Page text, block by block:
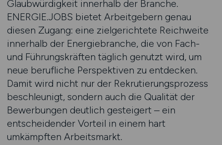
Glaubwürdigkeit innerhalb der Branche.
ENERGIE.JOBS bietet Arbeitgebern genau
diesen Zugang: eine zielgerichtete Reichweite
innerhalb der Energiebranche, die von Fach-
und Führungskräften täglich genutzt wird, um
neue berufliche Perspektiven zu entdecken.
Damit wird nicht nur der Rekrutierungsprozess
beschleunigt, sondern auch die Qualität der
Bewerbungen deutlich gesteigert – ein
entscheidender Vorteil in einem hart
umkämpften Arbeitsmarkt.